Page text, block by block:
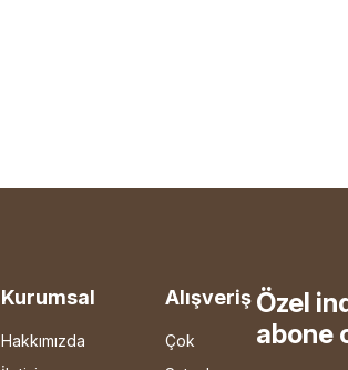
Kurumsal
Hakkımızda
Alışveriş
Çok
Özel
abone